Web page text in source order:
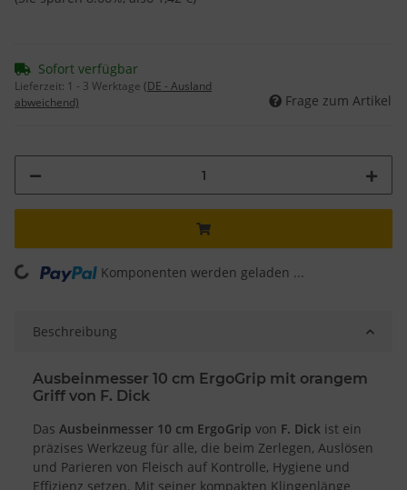
Sofort verfügbar
Lieferzeit: 1 - 3 Werktage (DE - Ausland
abweichend)
Frage zum Artikel
Komponenten werden geladen ...
Beschreibung
Ausbeinmesser 10 cm ErgoGrip mit orangem
Griff von F. Dick
Das Ausbeinmesser 10 cm ErgoGrip von F. Dick ist ein
präzises Werkzeug für alle, die beim Zerlegen, Auslösen
und Parieren von Fleisch auf Kontrolle, Hygiene und
Effizienz setzen. Mit seiner kompakten Klingenlänge